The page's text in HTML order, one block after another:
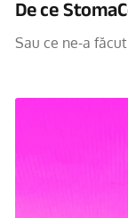
De ce
Sau ce ne-a